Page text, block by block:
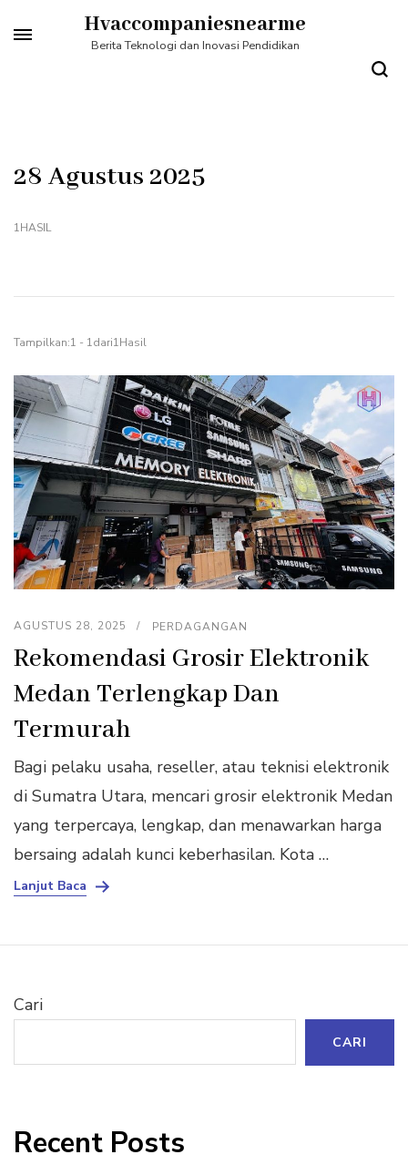
ke
Hvaccompaniesnearme
Berita Teknologi dan Inovasi Pendidikan
28 Agustus 2025
1HASIL
Tampilkan:1 - 1dari1Hasil
AGUSTUS 28, 2025 PERDAGANGAN
Rekomendasi Grosir Elektronik
Medan Terlengkap Dan
Termurah
Bagi pelaku usaha, reseller, atau teknisi elektronik
di Sumatra Utara, mencari grosir elektronik Medan
yang terpercaya, lengkap, dan menawarkan harga
bersaing adalah kunci keberhasilan. Kota …
Lanjut Baca
Cari
CARI
Recent Posts